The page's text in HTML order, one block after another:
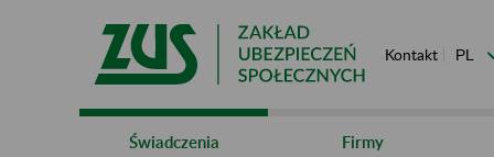
Kontakt
Świadczenia Firmy